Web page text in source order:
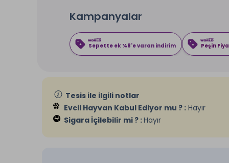
Kampanyalar
Sepette ek %8'e varan indirim Peşin
Tesis ile ilgili notlar
Evcil Hayvan Kabul Ediyor mu ? : Hayır
Sigara İçilebilir mi ? :Hayır